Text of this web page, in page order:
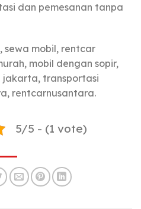
dan pemesanan tanpa
mobil, rentcar
mobil dengan sopir,
jakarta, transportasi
rentcarnusantara.
5/5 - (1 vote)